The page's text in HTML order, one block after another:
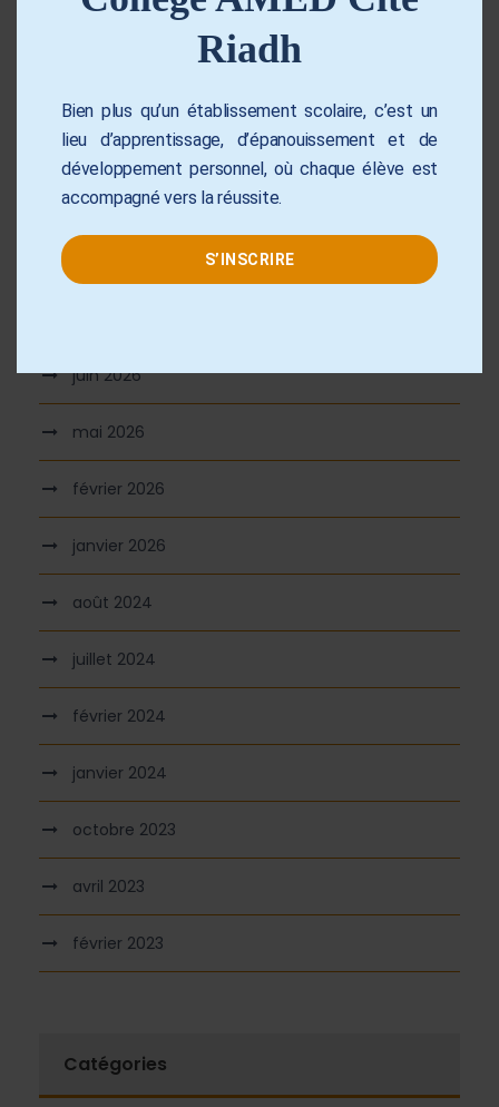
Quand la passion du football rassemble, l’esprit
de compétition devient une célébration de
talent et de fair-play
Commentaires récents
juin 2026
mai 2026
février 2026
janvier 2026
août 2024
juillet 2024
février 2024
janvier 2024
octobre 2023
avril 2023
février 2023
Catégories
Riadh
Bien plus qu’un établissement scolaire, c’est un
lieu d’apprentissage, d’épanouissement et de
développement personnel, où chaque élève est
accompagné vers la réussite.
S’INSCRIRE